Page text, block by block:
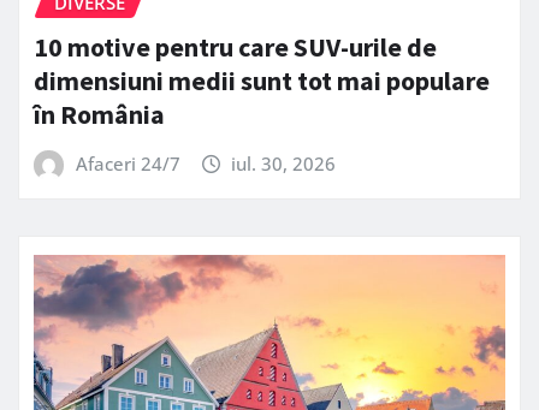
10 motive pentru care SUV-urile de
dimensiuni medii sunt tot mai populare
în România
Afaceri 24/7 iul. 30, 2026